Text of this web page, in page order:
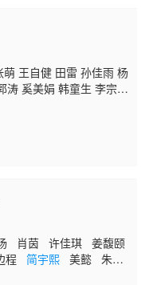
王自健 田雷 孙佳雨 杨
涛 奚美娟 韩童生 李宗
郝平 王艺哲 梁超 代乐
董可飞 王志强 康群智 陈
芳 闫学晶 翟小兴 侯凯
海铃 白庆琳 李菁 韦奕
徐才根 贺彬 陈颢文 宋
芒
肖茵 许佳琪 姜馥颐
程 简宇熙美懿 朱超
杨子睿 郭信如 涂冰